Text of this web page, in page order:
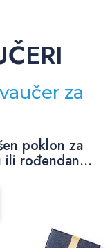
za
poklon za
ili rođendan...